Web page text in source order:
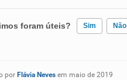
foram úteis? Sim Não
por Flávia Neves em maio de 2019